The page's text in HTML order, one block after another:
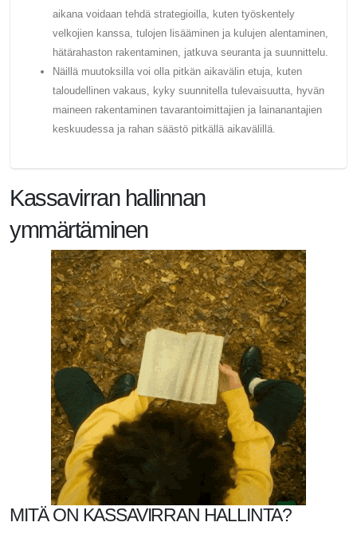
aikana voidaan tehdä strategioilla, kuten työskentely
velkojien kanssa, tulojen lisääminen ja kulujen alentaminen,
hätärahaston rakentaminen, jatkuva seuranta ja suunnittelu.
Näillä muutoksilla voi olla pitkän aikavälin etuja, kuten
taloudellinen vakaus, kyky suunnitella tulevaisuutta, hyvän
maineen rakentaminen tavarantoimittajien ja lainanantajien
keskuudessa ja rahan säästö pitkällä aikavälillä.
Kassavirran hallinnan
ymmärtäminen
MITÄ ON KASSAVIRRAN HALLINTA?